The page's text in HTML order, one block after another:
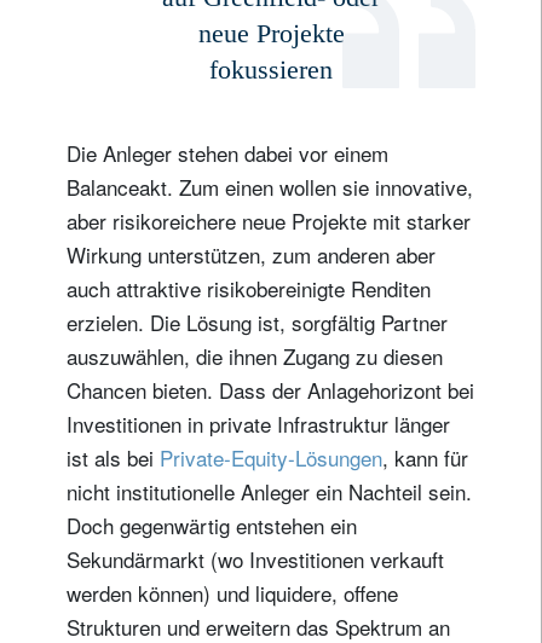
neue Projekte
fokussieren
Die Anleger stehen dabei vor einem
Balanceakt. Zum einen wollen sie innovative,
aber risikoreichere neue Projekte mit starker
Wirkung unterstützen, zum anderen aber
auch attraktive risikobereinigte Renditen
erzielen. Die Lösung ist, sorgfältig Partner
auszuwählen, die ihnen Zugang zu diesen
Chancen bieten. Dass der Anlagehorizont bei
Investitionen in private Infrastruktur länger
ist als bei Private-Equity-Lösungen, kann für
nicht institutionelle Anleger ein Nachteil sein.
Doch gegenwärtig entstehen ein
Sekundärmarkt (wo Investitionen verkauft
werden können) und liquidere, offene
Strukturen und erweitern das Spektrum an